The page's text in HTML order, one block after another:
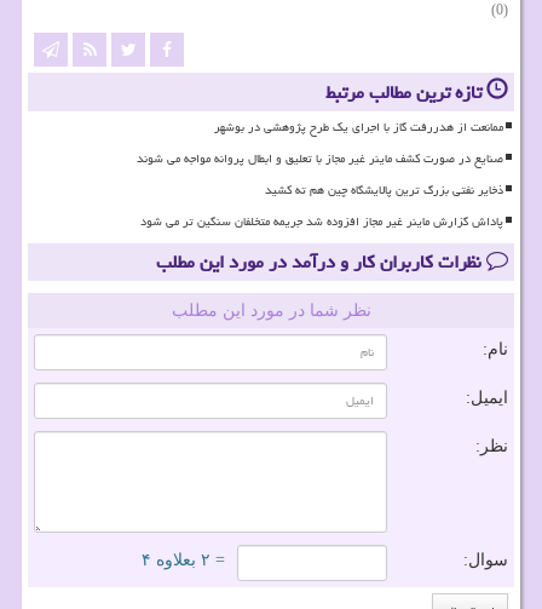
(0)
تازه ترین مطالب مرتبط
ممانعت از هدررفت گاز با اجرای یک طرح پژوهشی در بوشهر
صنایع در صورت کشف ماینر غیر مجاز با تعلیق و ابطال پروانه مواجه می شوند
ذخایر نفتی بزرگ ترین پالایشگاه چین هم ته کشید
پاداش گزارش ماینر غیر مجاز افزوده شد جریمه متخلفان سنگین تر می شود
نظرات کاربران کار و درآمد در مورد این مطلب
نظر شما در مورد این مطلب
نام:
ایمیل:
نظر:
سوال: = ۲ بعلاوه ۴